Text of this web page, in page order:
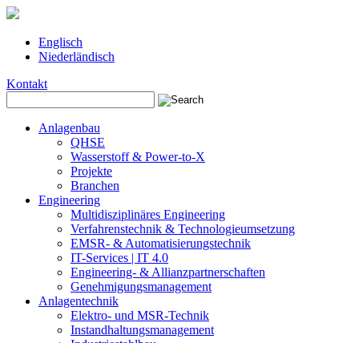
Englisch
Niederländisch
Kontakt
Anlagenbau
QHSE
Wasserstoff & Power-to-X
Projekte
Branchen
Engineering
Multidisziplinäres Engineering
Verfahrenstechnik & Technologieumsetzung
EMSR- & Automatisierungstechnik
IT-Services | IT 4.0
Engineering- & Allianzpartnerschaften
Genehmigungsmanagement
Anlagentechnik
Elektro- und MSR-Technik
Instandhaltungsmanagement